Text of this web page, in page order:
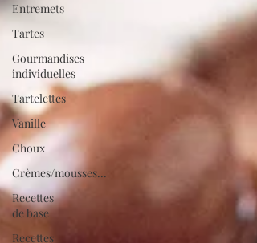
Entremets
Tartes
Gourmandises
individuelles
Tartelettes
Vanille
Choux
Crèmes/mousses...
Recettes
de base
Recettes